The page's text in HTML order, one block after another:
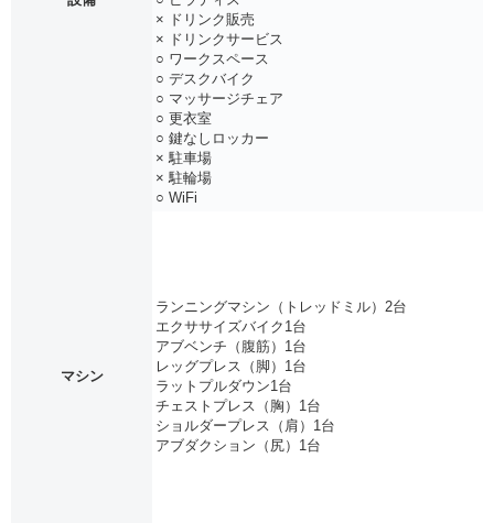
× ドリンク販売
× ドリンクサービス
○ ワークスペース
○ デスクバイク
○ マッサージチェア
○ 更衣室
○ 鍵なしロッカー
× 駐車場
× 駐輪場
○ WiFi
マシン
ランニングマシン（トレッドミル）2台
エクササイズバイク1台
アブベンチ（腹筋）1台
レッグプレス（脚）1台
ラットプルダウン1台
チェストプレス（胸）1台
ショルダープレス（肩）1台
アブダクション（尻）1台